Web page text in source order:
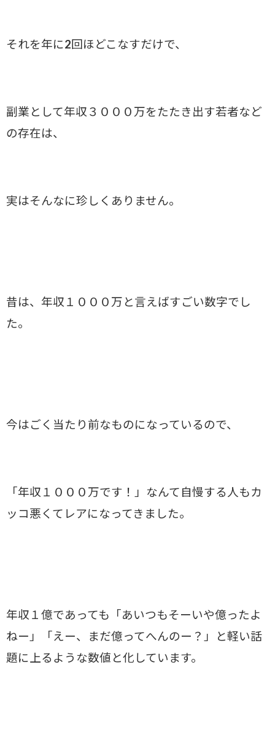
それを年に2回ほどこなすだけで、
副業として年収３０００万をたたき出す若者など
の存在は、
実はそんなに珍しくありません。
昔は、年収１０００万と言えばすごい数字でし
た。
今はごく当たり前なものになっているので、
「年収１０００万です！」なんて自慢する人もカ
ッコ悪くてレアになってきました。
年収１億であっても「あいつもそーいや億ったよ
ねー」「えー、まだ億ってへんのー？」と軽い話
題に上るような数値と化しています。